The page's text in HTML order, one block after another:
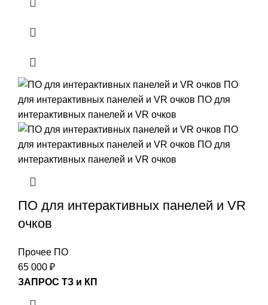
ПО для интерактивных панелей и VR
очков
Прочее ПО
65 000 ₽
ЗАПРОС ТЗ и КП